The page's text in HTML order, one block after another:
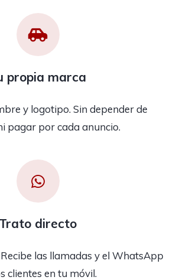
propia marca
y logotipo. Sin depender de
pagar por cada anuncio.
Trato directo
las llamadas y el WhatsApp
clientes en tu móvil.